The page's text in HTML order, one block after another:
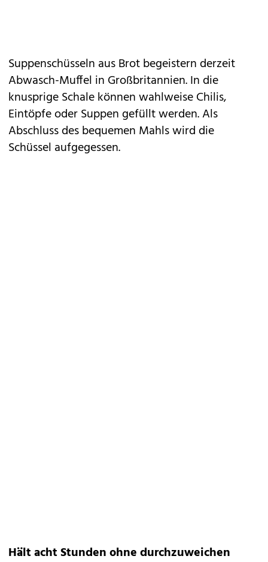
Suppenschüsseln aus Brot begeistern derzeit
Abwasch-Muffel in Großbritannien. In die
knusprige Schale können wahlweise Chilis,
Eintöpfe oder Suppen gefüllt werden. Als
Abschluss des bequemen Mahls wird die
Schüssel aufgegessen.
Hält acht Stunden ohne durchzuweichen